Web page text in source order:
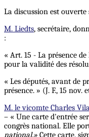
La discussion est
M. Liedts, secrétaire,
:
« Art. 15 - La présence
pour la validité des
« Les députés, avant de
présence. » (J. F., 15 nov.
M. le vicomte Charles
– « Une carte d'entrée
congrès national. Elle
national.» Cette carte,